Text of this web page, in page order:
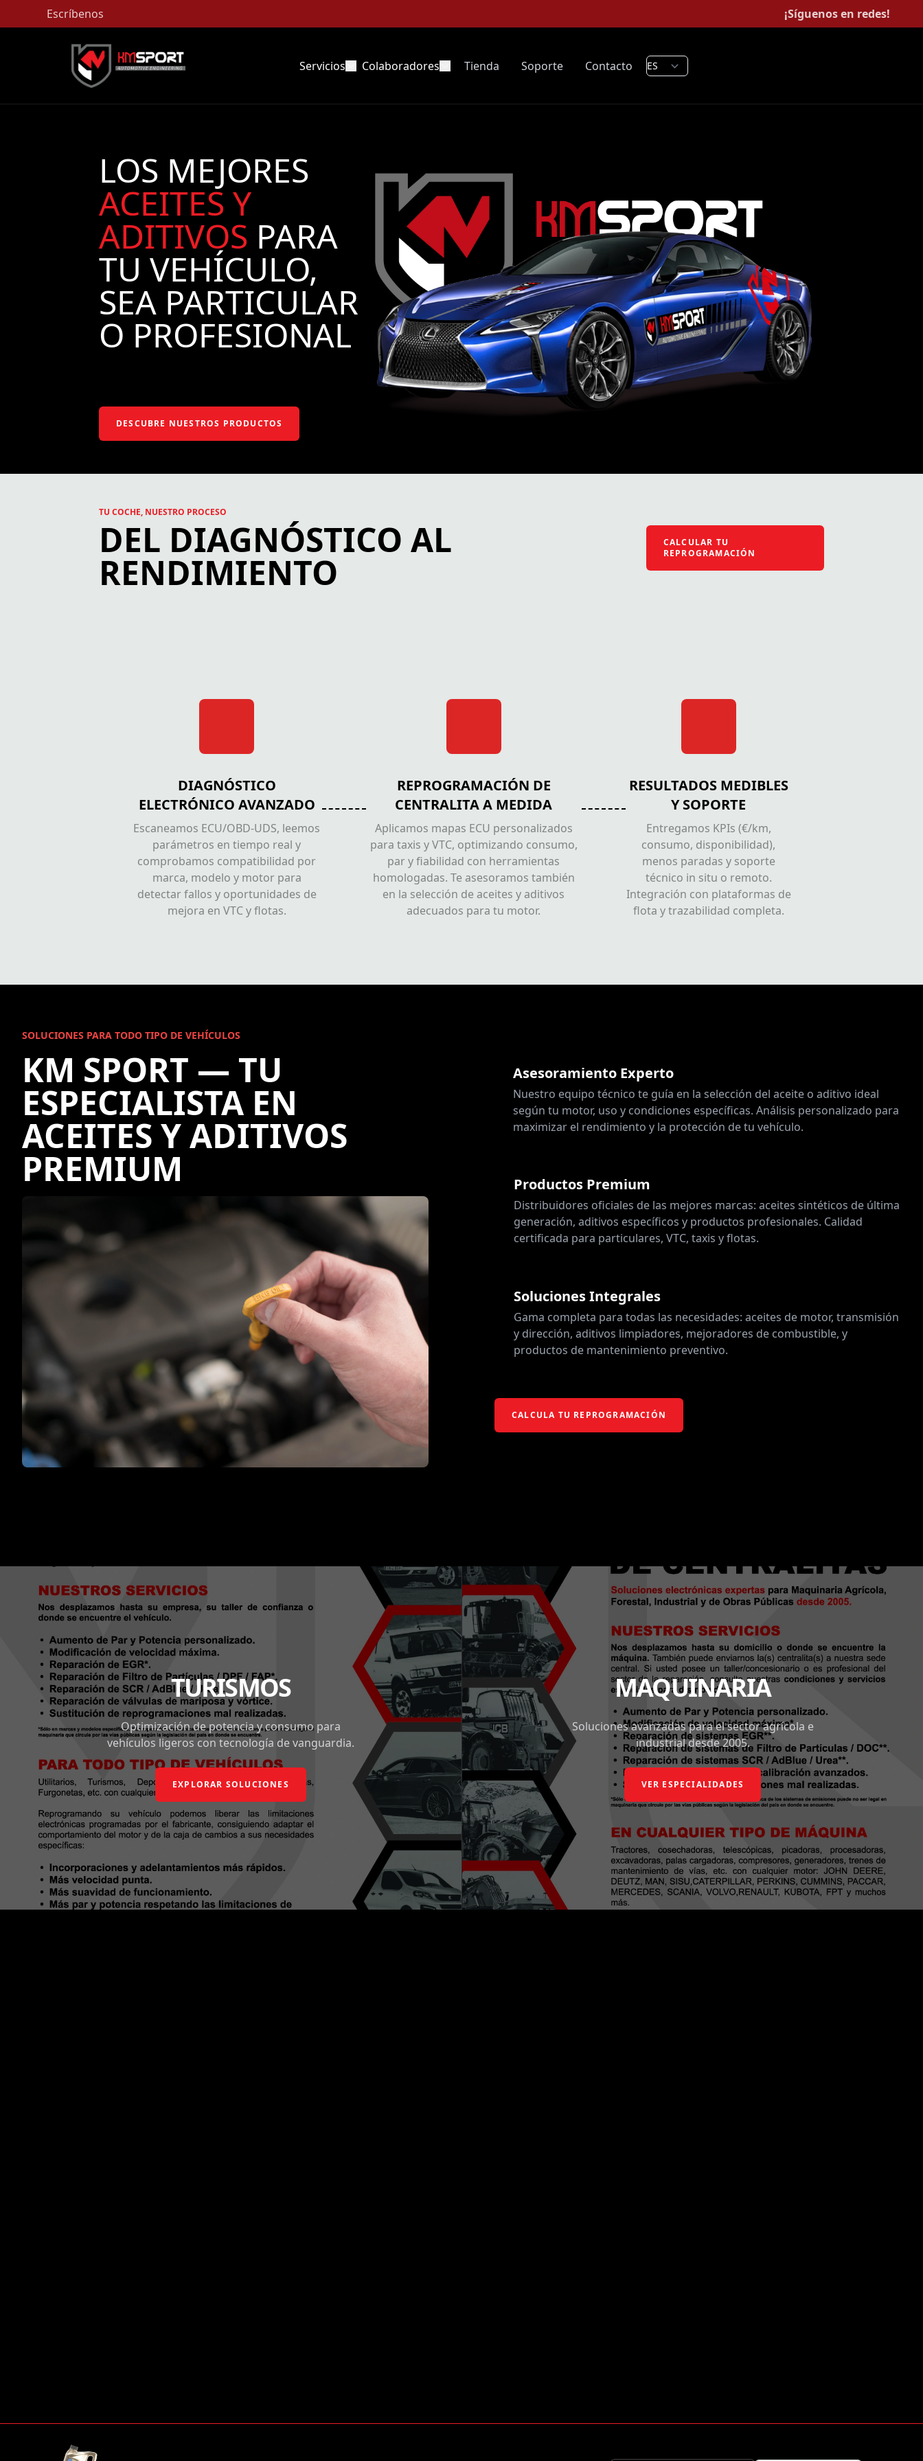
Escríbenos ¡Síguenos en redes!
Servicios Colaboradores Tienda Soporte Contacto
LOS MEJORES
ACEITES Y
ADITIVOS PARA
TU VEHÍCULO,
SEA PARTICULAR
O PROFESIONAL
DESCUBRE NUESTROS PRODUCTOS
TU COCHE, NUESTRO PROCESO
DEL DIAGNÓSTICO AL
RENDIMIENTO
CALCULAR TU
REPROGRAMACIÓN
DIAGNÓSTICO
ELECTRÓNICO AVANZADO
Escaneamos ECU/OBD-UDS, leemos
parámetros en tiempo real y
comprobamos compatibilidad por
marca, modelo y motor para
detectar fallos y oportunidades de
mejora en VTC y flotas.
REPROGRAMACIÓN DE
CENTRALITA A MEDIDA
Aplicamos mapas ECU personalizados
para taxis y VTC, optimizando consumo,
par y fiabilidad con herramientas
homologadas. Te asesoramos también
en la selección de aceites y aditivos
adecuados para tu motor.
RESULTADOS MEDIBLES
Y SOPORTE
Entregamos KPIs (€/km,
consumo, disponibilidad),
menos paradas y soporte
técnico in situ o remoto.
Integración con plataformas de
flota y trazabilidad completa.
SOLUCIONES PARA TODO TIPO DE VEHÍCULOS
KM SPORT — TU
ESPECIALISTA EN
ACEITES Y ADITIVOS
PREMIUM
Asesoramiento Experto
Nuestro equipo técnico te guía en la selección del aceite o aditivo ideal
según tu motor, uso y condiciones específicas. Análisis personalizado para
maximizar el rendimiento y la protección de tu vehículo.
Productos Premium
Distribuidores oficiales de las mejores marcas: aceites sintéticos de última
generación, aditivos específicos y productos profesionales. Calidad
certificada para particulares, VTC, taxis y flotas.
Soluciones Integrales
Gama completa para todas las necesidades: aceites de motor, transmisión
y dirección, aditivos limpiadores, mejoradores de combustible, y
productos de mantenimiento preventivo.
CALCULA TU REPROGRAMACIÓN
TURISMOS
Optimización de potencia y consumo para
vehículos ligeros con tecnología de vanguardia.
EXPLORAR SOLUCIONES
MAQUINARIA
Soluciones avanzadas para el sector agrícola e
industrial desde 2005.
VER ESPECIALIDADES